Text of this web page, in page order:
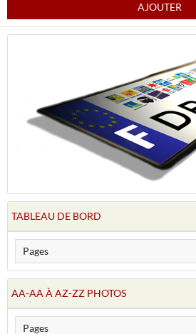
AJOUTER
TABLEAU DE BORD
AA-AA À AZ-ZZ PHOTOS